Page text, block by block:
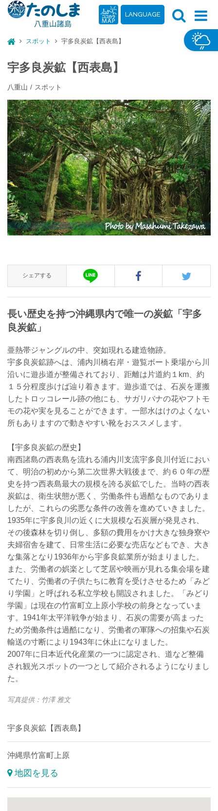
LANGUAGE
スポット 宇多良炭鉱【西表島】
宇多良炭鉱【西表島】
八重山 スポット
シェアする
長い歴史を持つ沖縄県内で唯一の炭鉱「宇多
良炭鉱」
亜熱帯ジャングルの中、突如現れる建造物跡。
宇多良炭鉱跡へは、浦内川橋右岸・遊覧ボート乗場から川
沿いに遊歩道が整備されており、距離は片道約１km、約
１５分程度歩けば辿り着きます。遊歩道では、石炭を運搬
したトロッコレール跡の他にも、サガリバナの花やフトモ
モの花や実を見ることができます。一部水はけのよくない
所もありますので動きやすい靴をおススメします。
【宇多良炭鉱の歴史】
南西諸島の西表島を流れる浦内川支流宇多良川付近におい
て、明治の初めから第二次世界大戦後まで、約６０年の歴
史を持つ西表島最大の規模を誇る炭鉱でした。当時の西表
炭鉱は、衛生状態が悪く、労働条件も過酷なものでありま
したが、これらの劣悪な条件の改善を進めていきました。
1935年に宇多良川の近くに大規模な石炭層が発見され、
その後森林を切り倒し、多額の費用をかけ大きな独身寮や
夫婦宿舎を建て、日常生活に必要な売店などもでき、大き
な集落となり1936年から宇多良鉱業所が始まりました。
また、労働者の娯楽として芝居や映画が見れる集会場を建
てたり、労働者の子供たちに教育を受けさせるため「みど
り学園」と呼ばれる私立学校も開設されました。「みどり
学園」は現在の竹富町立上原小学校の前身となっていま
す。1941年太平洋戦争が始まり、石炭の需要が高まった
ため労働条件は過酷になり、労働者の軍隊への招集や石炭
輸送の寸断により1943年に休止になりました。
2007年に日本近代化産業の一つに認定され、道など整備
され観光スポットの一つとして紹介されるようになりまし
た。
写真提供：竹澤 雅文
宇多良炭鉱【西表島】
沖縄県竹富町上原
地図を見る